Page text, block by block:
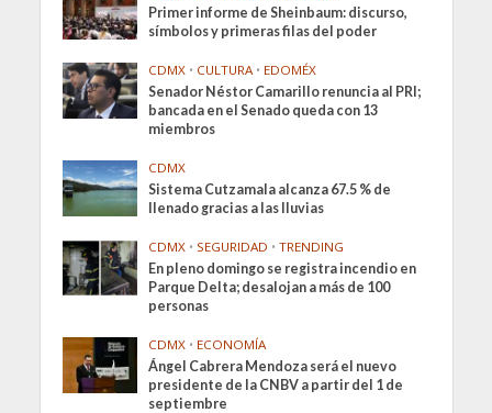
Primer informe de Sheinbaum: discurso,
símbolos y primeras filas del poder
CDMX • CULTURA • EDOMÉX
Senador Néstor Camarillo renuncia al PRI;
bancada en el Senado queda con 13
miembros
CDMX
Sistema Cutzamala alcanza 67.5 % de
llenado gracias a las lluvias
CDMX • SEGURIDAD • TRENDING
En pleno domingo se registra incendio en
Parque Delta; desalojan a más de 100
personas
CDMX • ECONOMÍA
Ángel Cabrera Mendoza será el nuevo
presidente de la CNBV a partir del 1 de
septiembre